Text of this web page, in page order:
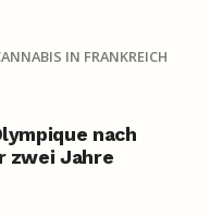
IN FRANKREICH
nach
zwei Jahre